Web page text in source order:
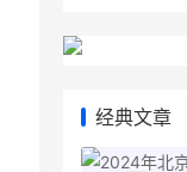
经典文章